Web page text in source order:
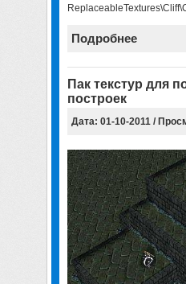
Подробнее
Пак текстур для
построек
Дата: 01-10-2011 /